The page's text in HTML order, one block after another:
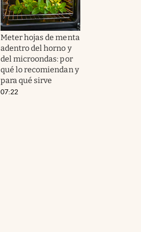
Meter hojas de menta
adentro del horno y
del microondas: por
qué lo recomiendan y
para qué sirve
07:22